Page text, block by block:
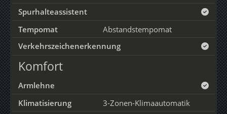
Spurhalteassistent
Tempomat
Abstandstempomat
Verkehrszeichenerkennung
Komfort
Armlehne
Klimatisierung
3-Zonen-Klimaautomatik